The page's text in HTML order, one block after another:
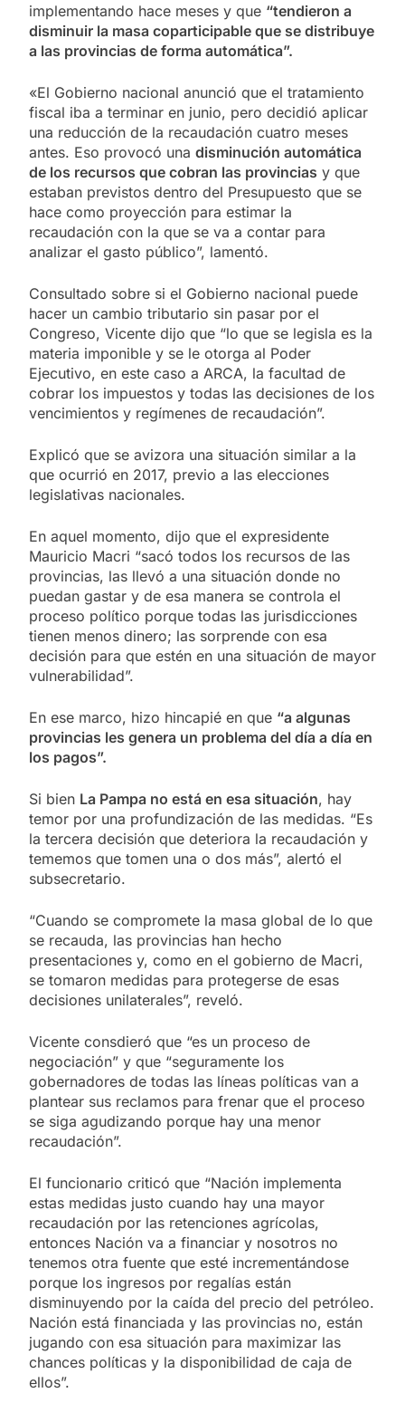
implementando hace meses y que “tendieron a
disminuir la masa coparticipable que se distribuye
a las provincias de forma automática”.
«El Gobierno nacional anunció que el tratamiento
fiscal iba a terminar en junio, pero decidió aplicar
una reducción de la recaudación cuatro meses
antes. Eso provocó una disminución automática
de los recursos que cobran las provincias y que
estaban previstos dentro del Presupuesto que se
hace como proyección para estimar la
recaudación con la que se va a contar para
analizar el gasto público”, lamentó.
Consultado sobre si el Gobierno nacional puede
hacer un cambio tributario sin pasar por el
Congreso, Vicente dijo que “lo que se legisla es la
materia imponible y se le otorga al Poder
Ejecutivo, en este caso a ARCA, la facultad de
cobrar los impuestos y todas las decisiones de los
vencimientos y regímenes de recaudación”.
Explicó que se avizora una situación similar a la
que ocurrió en 2017, previo a las elecciones
legislativas nacionales.
En aquel momento, dijo que el expresidente
Mauricio Macri “sacó todos los recursos de las
provincias, las llevó a una situación donde no
puedan gastar y de esa manera se controla el
proceso político porque todas las jurisdicciones
tienen menos dinero; las sorprende con esa
decisión para que estén en una situación de mayor
vulnerabilidad”.
En ese marco, hizo hincapié en que “a algunas
provincias les genera un problema del día a día en
los pagos”.
Si bien La Pampa no está en esa situación, hay
temor por una profundización de las medidas. “Es
la tercera decisión que deteriora la recaudación y
tememos que tomen una o dos más”, alertó el
subsecretario.
“Cuando se compromete la masa global de lo que
se recauda, las provincias han hecho
presentaciones y, como en el gobierno de Macri,
se tomaron medidas para protegerse de esas
decisiones unilaterales”, reveló.
Vicente consdieró que “es un proceso de
negociación” y que “seguramente los
gobernadores de todas las líneas políticas van a
plantear sus reclamos para frenar que el proceso
se siga agudizando porque hay una menor
recaudación”.
El funcionario criticó que “Nación implementa
estas medidas justo cuando hay una mayor
recaudación por las retenciones agrícolas,
entonces Nación va a financiar y nosotros no
tenemos otra fuente que esté incrementándose
porque los ingresos por regalías están
disminuyendo por la caída del precio del petróleo.
Nación está financiada y las provincias no, están
jugando con esa situación para maximizar las
chances políticas y la disponibilidad de caja de
ellos”.